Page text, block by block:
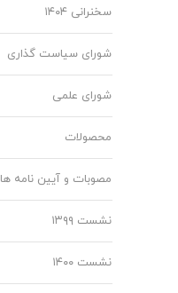
سخنرانی ۱۴۰۴
شورای سیاست گذاری
شورای علمی
محصولات
مصوبات و آیین نامه ها
نشست ۱۳۹۹
نشست ۱۴۰۰